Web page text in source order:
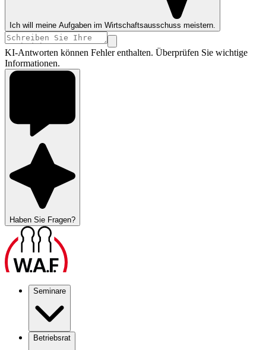
Ich will meine Aufgaben im Wirtschaftsausschuss meistern.
KI-Antworten können Fehler enthalten. Überprüfen Sie wichtige
Informationen.
Haben Sie Fragen?
Seminare
Betriebsrat